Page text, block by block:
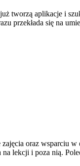
tworzą aplikacje i
przekłada się na
oraz wsparciu
na lekcji i poza nią.